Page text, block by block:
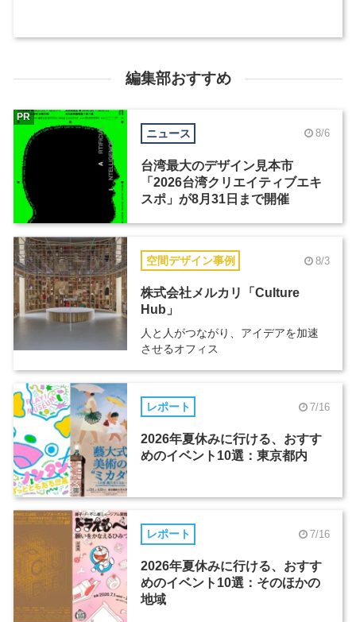
編集部おすすめ
ニュース 8/6
台湾最大のデザイン見本市
「2026台湾クリエイティブエキ
スポ」が8月31日まで開催
PR
空間デザイン事例 8/3
株式会社メルカリ「Culture
Hub」
人と人がつながり、アイデアを加速
させるオフィス
レポート 7/16
2026年夏休みに行ける、おすす
めのイベント10選：東京都内
レポート 7/16
2026年夏休みに行ける、おすす
めのイベント10選：そのほかの
地域